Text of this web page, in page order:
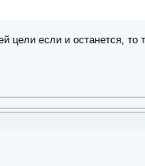
цели если и останется, то